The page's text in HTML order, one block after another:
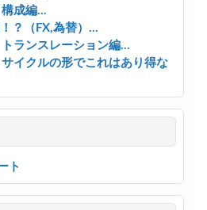
成編...
？（FX,為替）...
ランスレーション編...
クルの形でこれはあり得な
ト